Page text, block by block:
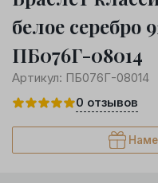
белое серебро
ПБ076Г-08014
Артикул: ПБ076Г-08014
0 отзывов